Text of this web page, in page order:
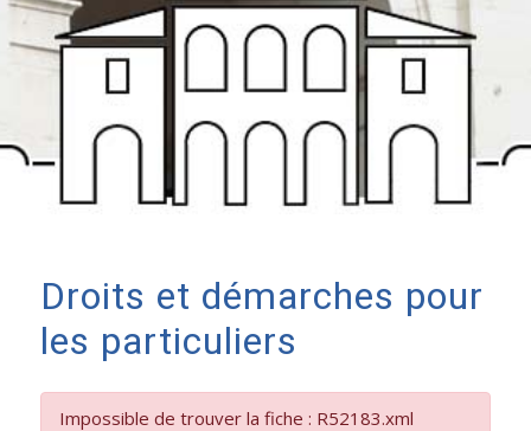
Droits et démarches pour
les particuliers
Impossible de trouver la fiche : R52183.xml